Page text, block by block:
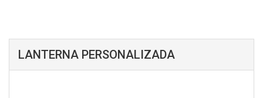
LANTERNA PERSONALIZADA